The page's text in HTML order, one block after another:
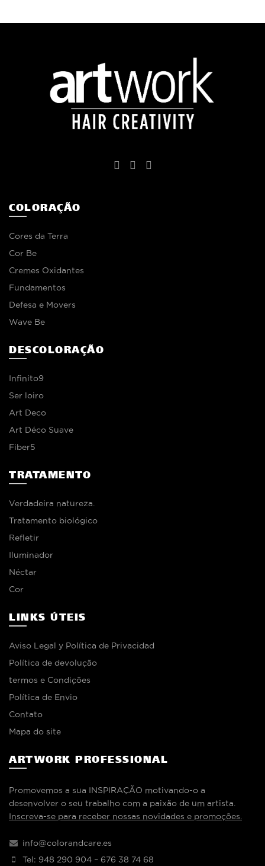
€37,45
COLORAÇÃO
Cores da Terra
Cor Be
Cremes Oxidantes
Fundamentos
Defesa e Movers
Wave Be
DESCOLORAÇÃO
Infinito9
Ser loiro
Art Deco
Art Déco Suave
Fiber5
TRATAMENTO
Verdadeira natureza.
Tratamento biológico
Refletir
Iluminador
Néctar
Cor
LINKS ÚTEIS
Aviso Legal y Política de Privacidad
Política de devolução
termos e Condições
Política de Envio
Contato
Mapa do site
ARTWORK PROFESSIONAL
Promovemos a sua INSPIRAÇÃO motivando-o a
desenvolver o seu trabalho com a paixão de um artista.
Inscreva-se para receber nossas novidades e promoções.
info@colorandcare.es
Tel: 948 290 904 – 676 38 74 68